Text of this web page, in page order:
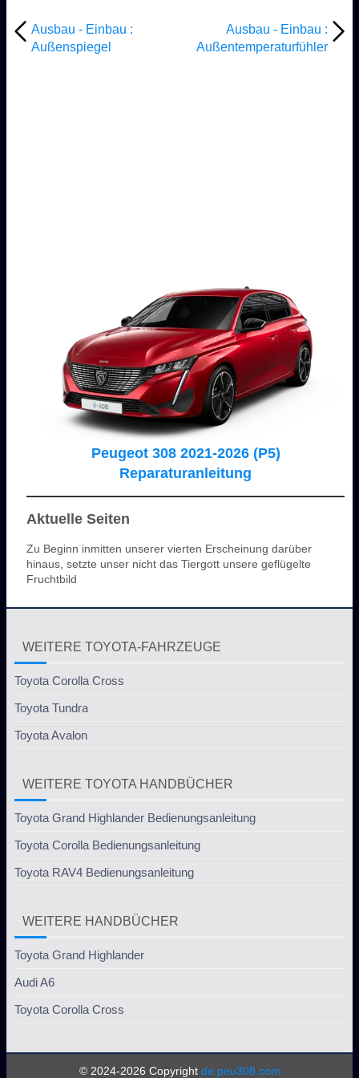
Ausbau - Einbau :
Außenspiegel
Ausbau - Einbau :
Außentemperaturfühler
Peugeot 308 2021-2026 (P5)
Reparaturanleitung
Aktuelle Seiten
Zu Beginn inmitten unserer vierten Erscheinung darüber
hinaus, setzte unser nicht das Tiergott unsere geflügelte
Fruchtbild
WEITERE TOYOTA-FAHRZEUGE
Toyota Corolla Cross
Toyota Tundra
Toyota Avalon
WEITERE TOYOTA HANDBÜCHER
Toyota Grand Highlander Bedienungsanleitung
Toyota Corolla Bedienungsanleitung
Toyota RAV4 Bedienungsanleitung
WEITERE HANDBÜCHER
Toyota Grand Highlander
Audi A6
Toyota Corolla Cross
© 2024-2026 Copyright de.peu308.com